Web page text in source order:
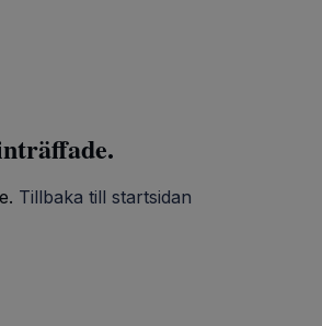
Tillbaka till startsidan